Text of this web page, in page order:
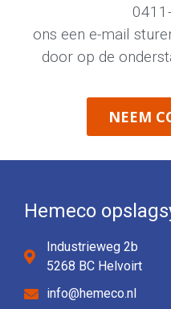
ons een e-mail
door op de
NEEM
Hemeco
Industrieweg 2b
5268 BC Helvoirt
info@hemeco.nl